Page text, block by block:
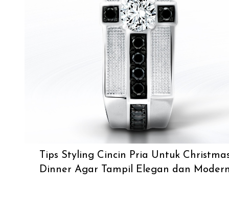
Tips Styling Cincin Pria Untuk
Dinner Agar Tampil Elegan dan